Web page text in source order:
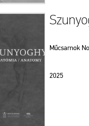
Műcsarnok
2025